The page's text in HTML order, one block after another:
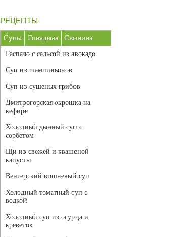
РЕЦЕПТЫ
Супы Говядина Свинина
Гаспачо с сальсой из авокадо
Суп из шампиньонов
Суп из сушеных грибов
Дмитрогорская окрошка на
кефире
Холодный дынный суп с
сорбетом
Щи из свежей и квашеной
капусты
Венгерский вишневый суп
Холодный томатный суп с
водкой
Холодный суп из огурца и
креветок